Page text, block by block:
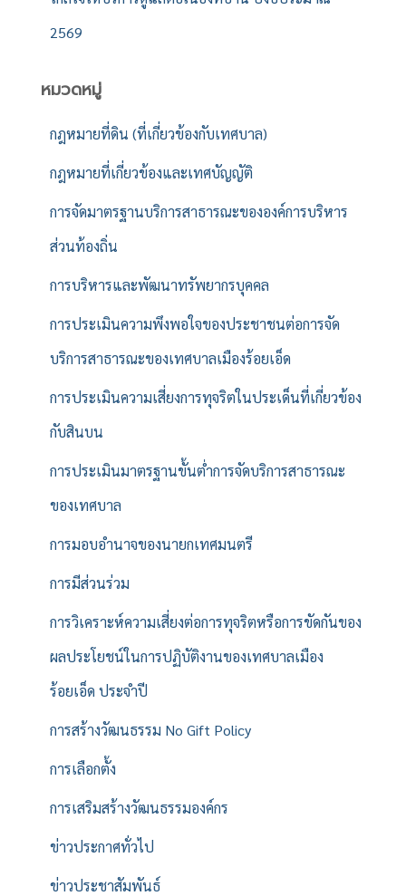
2569
หมวดหมู่
กฎหมายที่ดิน (ที่เกี่ยวข้องกับเทศบาล)
กฎหมายที่เกี่ยวข้องและเทศบัญญัติ
การจัดมาตรฐานบริการสาธารณะขององค์การบริหาร
ส่วนท้องถิ่น
การบริหารและพัฒนาทรัพยากรบุคคล
การประเมินความพึงพอใจของประชาชนต่อการจัด
บริการสาธารณะของเทศบาลเมืองร้อยเอ็ด
การประเมินความเสี่ยงการทุจริตในประเด็นที่เกี่ยวข้อง
กับสินบน
การประเมินมาตรฐานขั้นต่ำการจัดบริการสาธารณะ
ของเทศบาล
การมอบอำนาจของนายกเทศมนตรี
การมีส่วนร่วม
การวิเคราะห์ความเสี่ยงต่อการทุจริตหรือการขัดกันของ
ผลประโยชน์ในการปฏิบัติงานของเทศบาลเมือง
ร้อยเอ็ด ประจำปี
การสร้างวัฒนธรรม No Gift Policy
การเลือกตั้ง
การเสริมสร้างวัฒนธรรมองค์กร
ข่าวประกาศทั่วไป
ข่าวประชาสัมพันธ์